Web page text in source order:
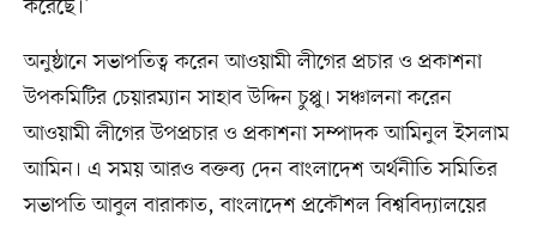
করেছে।’
অনুষ্ঠানে সভাপতিত্ব করেন আওয়ামী লীগের প্রচার ও প্রকাশনা
উপকমিটির চেয়ারম্যান সাহাব উদ্দিন চুপ্পু। সঞ্চালনা করেন
আওয়ামী লীগের উপপ্রচার ও প্রকাশনা সম্পাদক আমিনুল ইসলাম
আমিন। এ সময় আরও বক্তব্য দেন বাংলাদেশ অর্থনীতি সমিতির
সভাপতি আবুল বারাকাত, বাংলাদেশ প্রকৌশল বিশ্ববিদ্যালয়ের